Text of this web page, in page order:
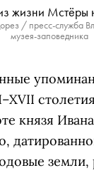
жизни Мстёры
/ пресс-служба
музея-заповедника
князя